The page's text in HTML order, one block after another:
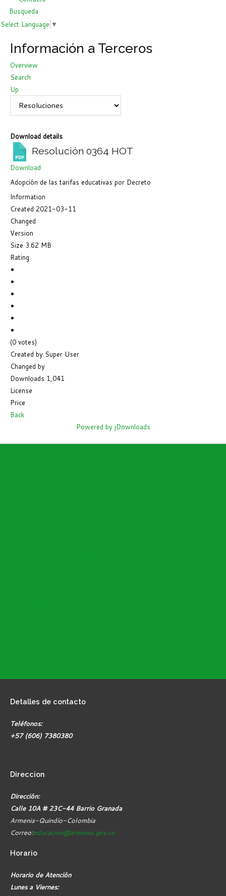
Busqueda
Select Language ▼
Información a Terceros
Overview
Search
Up
Download details
Resolución 0364 HOT
Download
Adopción de las tarifas educativas por Decreto
Information
Created 2021-03-11
Changed
Version
Size 3.62 MB
Rating
(0 votes)
Created by Super User
Changed by
Downloads 1,041
License
Price
Back
Powered by jDownloads
Detalles de contacto
Teléfonos:
+57 (606) 7380380
Direccion
Dirección:
Calle 10A # 23C-44 Barrio Granada
Armenia-Quindío-Colombia
Correo:educacion@armenia.gov.co
Horario
Horario de Atención
Lunes a Viernes: